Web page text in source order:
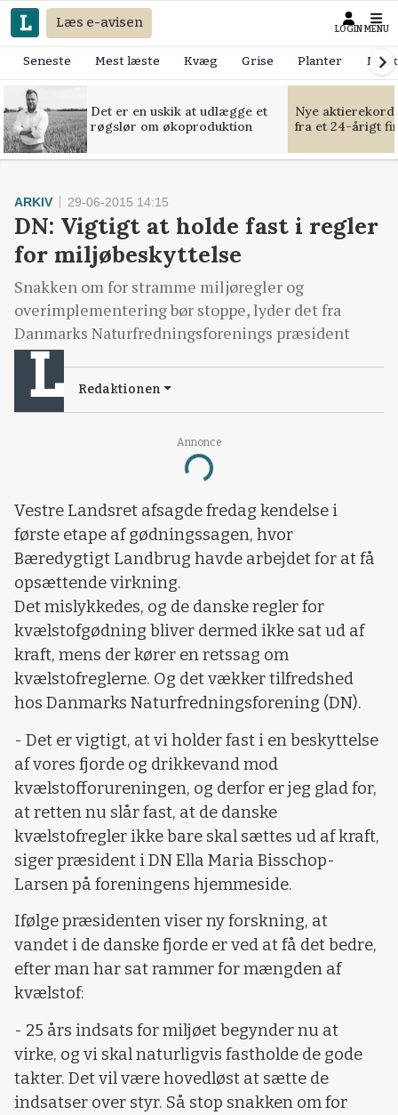
Læs e-avisen LOGIN MENU
Seneste Mest læste Kvæg Grise Planter
Det er en uskik at udlægge et
røgslør om økoproduktion
Nye
fra et 24-årigt
Annonce
Loading...
ARKIV 29-06-2015 14:15
DN: Vigtigt at holde fast i regler
for miljøbeskyttelse
Snakken om for stramme miljøregler og
overimplementering bør stoppe, lyder det fra
Danmarks Naturfredningsforenings præsident
Redaktionen
Vestre Landsret afsagde fredag kendelse i
første etape af gødningssagen, hvor
Bæredygtigt Landbrug havde arbejdet for at få
opsættende virkning.
Det mislykkedes, og de danske regler for
kvælstofgødning bliver dermed ikke sat ud af
kraft, mens der kører en retssag om
kvælstofreglerne. Og det vækker tilfredshed
hos Danmarks Naturfredningsforening (DN).
- Det er vigtigt, at vi holder fast i en beskyttelse
af vores fjorde og drikkevand mod
kvælstofforureningen, og derfor er jeg glad for,
at retten nu slår fast, at de danske
kvælstofregler ikke bare skal sættes ud af kraft,
siger præsident i DN Ella Maria Bisschop-
Larsen på foreningens hjemmeside.
Ifølge præsidenten viser ny forskning, at
vandet i de danske fjorde er ved at få det bedre,
efter man har sat rammer for mængden af
kvælstof:
- 25 års indsats for miljøet begynder nu at
virke, og vi skal naturligvis fastholde de gode
takter. Det vil være hovedløst at sætte de
indsatser over styr. Så stop snakken om for